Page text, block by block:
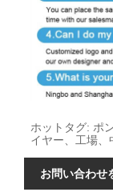
ホットタグ: ポ
イヤー、工場、
お問い合わせ